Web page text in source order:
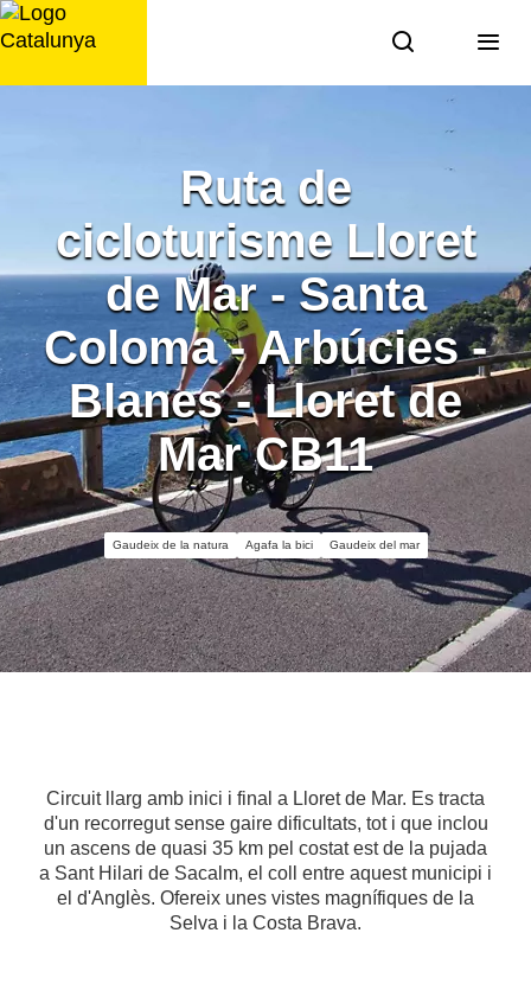
Saltar
al
Ruta de
cicloturisme Lloret
de Mar - Santa
Coloma - Arbúcies -
Blanes - Lloret de
Mar CB11
Gaudeix de la natura Agafa la bici Gaudeix del mar
Circuit llarg amb inici i final a Lloret de Mar. Es tracta
d'un recorregut sense gaire dificultats, tot i que inclou
un ascens de quasi 35 km pel costat est de la pujada
a Sant Hilari de Sacalm, el coll entre aquest municipi i
el d'Anglès. Ofereix unes vistes magnífiques de la
Selva i la Costa Brava.